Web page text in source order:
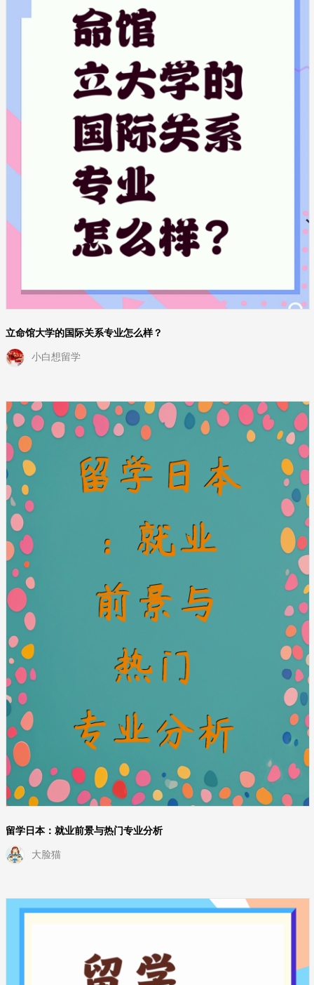
立命馆大学的国际关系专业怎么样？
小白想留学
留学日本：就业前景与热门专业分析
大脸猫